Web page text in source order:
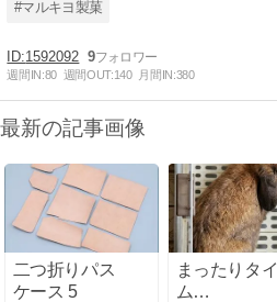
#マルキヨ製菓
1592092 9
週間IN:80 週間OUT:140 月間IN:380
最新の記事画像
二つ折りパス
ケース 5
まったりタイ
ム…